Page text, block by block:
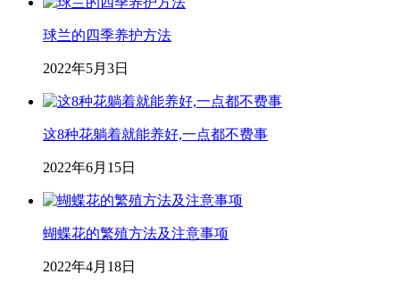
球兰的四季养护方法
2022年5月3日
这8种花躺着就能养好,一点都不费事
2022年6月15日
蝴蝶花的繁殖方法及注意事项
2022年4月18日